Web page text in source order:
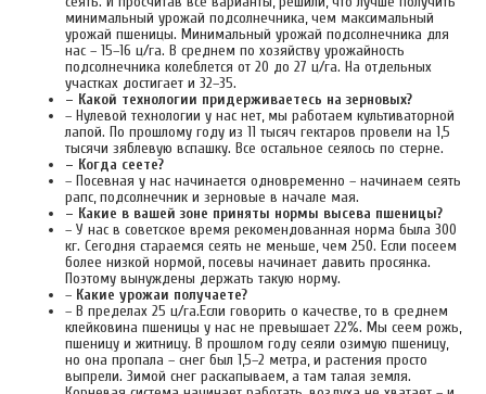
минимальный урожай подсолнечника, чем максимальный
урожай пшеницы. Минимальный урожай подсолнечника для
нас – 15–16 ц/га. В среднем по хозяйству урожайность
подсолнечника колеблется от 20 до 27 ц/га. На отдельных
участках достигает и 32–35.
– Какой технологии придерживаетесь на зерновых?
– Нулевой технологии у нас нет, мы работаем культиваторной
лапой. По прошлому году из 11 тысяч гектаров провели на 1,5
тысячи зяблевую вспашку. Все остальное сеялось по стерне.
– Когда сеете?
– Посевная у нас начинается одновременно – начинаем сеять
рапс, подсолнечник и зерновые в начале мая.
– Какие в вашей зоне приняты нормы высева пшеницы?
– У нас в советское время рекомендованная норма была 300
кг. Сегодня стараемся сеять не меньше, чем 250. Если посеем
более низкой нормой, посевы начинает давить просянка.
Поэтому вынуждены держать такую норму.
– Какие урожаи получаете?
– В пределах 25 ц/га.Если говорить о качестве, то в среднем
клейковина пшеницы у нас не превышает 22%. Мы сеем рожь,
пшеницу и житницу. В прошлом году сеяли озимую пшеницу,
но она пропала – снег был 1,5–2 метра, и растения просто
выпрели. Зимой снег раскапываем, а там талая земля.